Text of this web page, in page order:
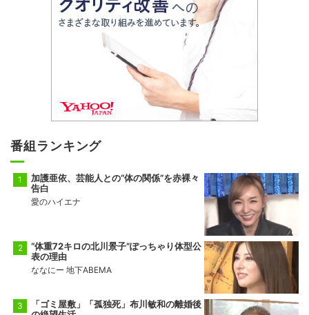
番組ランキング
加護亜依、芸能人との“体の関係”を赤裸々
告白
愛のハイエナ
“体重72キロの北川景子”ぽっちゃり体型公
表の理由
ななにー 地下ABEMA
「ゴミ屋敷」「孤独死」布川敏和の離婚後